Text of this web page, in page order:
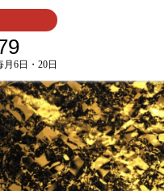
月6日・20日